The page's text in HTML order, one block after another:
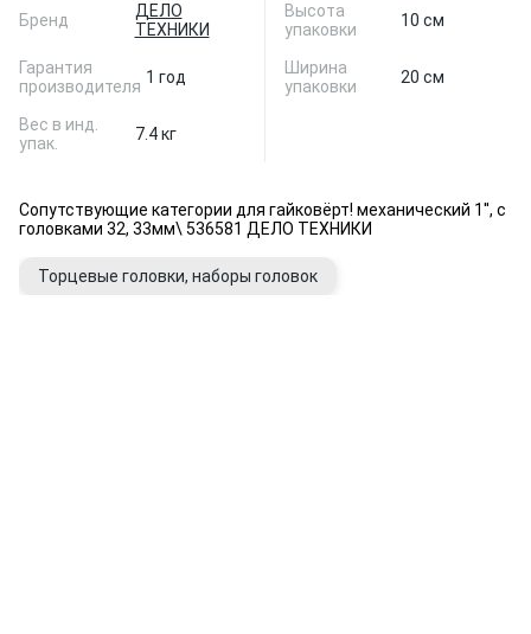
Бренд
ДЕЛО
ТЕХНИКИ
Гарантия
производителя 1 год
Вес в инд.
упак.
7.4 кг
Высота
упаковки
10 см
Ширина
упаковки
20 см
Сопутствующие категории для гайковёрт! механический 1'', с
головками 32, 33мм\ 536581 ДЕЛО ТЕХНИКИ
Торцевые головки, наборы головок